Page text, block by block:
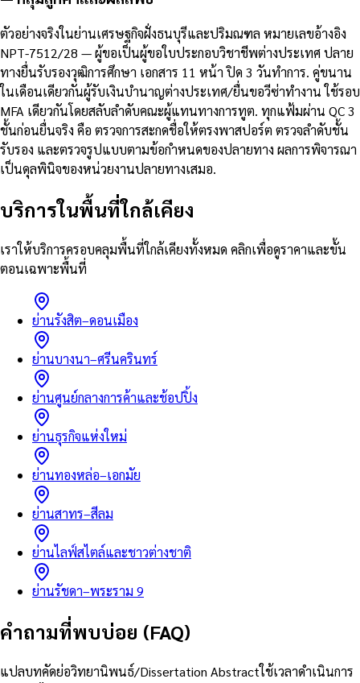
ตัวอย่างจริงในย่านเศรษฐกิจฝั่งธนบุรีและปริมณฑล หมายเลขอ้างอิง
NPT-7512/28 — ผู้ขอเป็นผู้ขอใบประกอบวิชาชีพต่างประเทศ ปลาย
ทางยื่นรับรองวุฒิการศึกษา เอกสาร 11 หน้า ปิด 3 วันทำการ. คู่ขนาน
ในเดือนเดียวกันผู้รับเงินบำนาญต่างประเทศ/ยื่นขอวีซ่าทำงาน ใช้รอบ
MFA เดียวกันโดยสลับลำดับคณะผู้แทนทางการทูต. ทุกแฟ้มผ่าน QC 3
ชั้นก่อนยื่นจริง คือ ตรวจการสะกดชื่อให้ตรงพาสปอร์ต ตรวจลำดับชั้น
รับรอง และตรวจรูปแบบตามข้อกำหนดของปลายทาง ผลการพิจารณา
เป็นดุลพินิจของหน่วยงานปลายทางเสมอ.
บริการในพื้นที่ใกล้เคียง
เราให้บริการครอบคลุมพื้นที่ใกล้เคียงทั้งหมด คลิกเพื่อดูราคาและขั้น
ตอนเฉพาะพื้นที่
ย่านรังสิต–ดอนเมือง
ย่านบางนา–ศรีนครินทร์
ย่านศูนย์กลางการค้าและช้อปปิ้ง
ย่านธุรกิจแห่งใหม่
ย่านทองหล่อ–เอกมัย
ย่านสาทร–สีลม
ย่านไลฟ์สไตล์และชาวต่างชาติ
ย่านรัชดา–พระราม 9
คำถามที่พบบ่อย (FAQ)
แปลบทคัดย่อวิทยานิพนธ์/Dissertation Abstractใช้เวลาดำเนินการ